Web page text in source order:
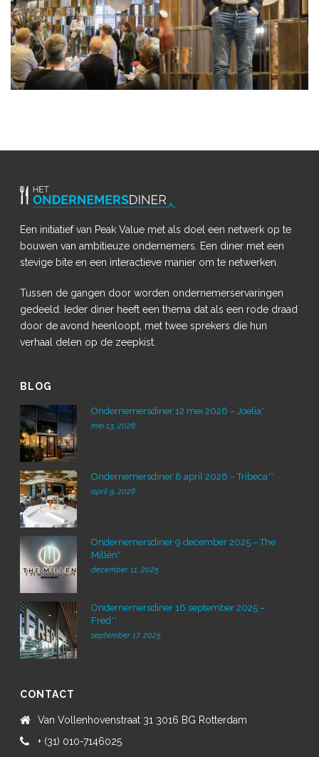
Een initiatief van Peak Value met als doel een netwerk op te
bouwen van ambitieuze ondernemers. Een diner met een
stevige bite en een interactieve manier om te netwerken.
Tussen de gangen door worden ondernemerservaringen
gedeeld. Ieder diner heeft een thema dat als een rode draad
door de avond heenloopt, met twee sprekers die hun
verhaal delen op de zeepkist.
BLOG
Ondernemersdiner 12 mei 2026 – Joelia*
mei 13, 2026
Ondernemersdiner 8 april 2026 – Tribeca**
april 9, 2026
Ondernemersdiner 9 december 2025 – The
Millèn*
december 11, 2025
Ondernemersdiner 16 september 2025 –
Fred**
september 17, 2025
CONTACT
Van Vollenhovenstraat 31 3016 BG Rotterdam
+ (31) 010-7146025